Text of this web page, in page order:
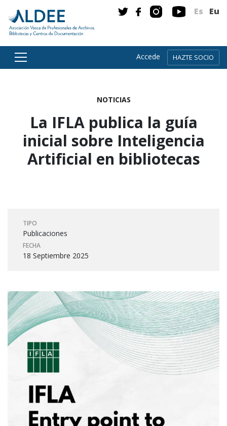
Es Eu
Accede HAZTE SOCIO
NOTICIAS
La IFLA publica la guía
inicial sobre Inteligencia
Artificial en bibliotecas
TIPO
Publicaciones
FECHA
18 Septiembre 2025